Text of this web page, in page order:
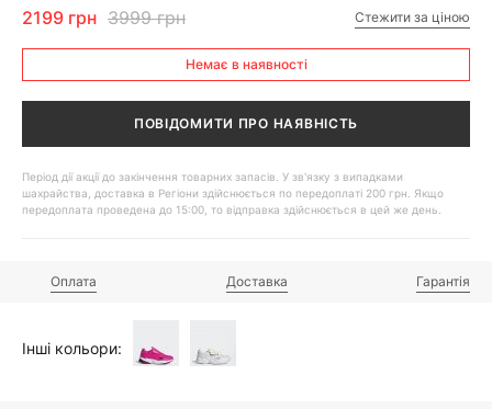
2199 грн 3999 грн Стежити за ціною
Немає в наявності
ПОВІДОМИТИ ПРО НАЯВНІСТЬ
Період дії акції до закінчення товарних запасів. У зв'язку з випадками
шахрайства, доставка в Регіони здійснюється по передоплаті 200 грн. Якщо
передоплата проведена до 15:00, то відправка здійснюється в цей же день.
Оплата Доставка Гарантія
Інші кольори: